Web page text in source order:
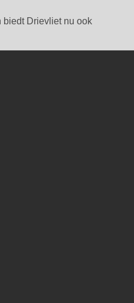
biedt Drievliet nu ook